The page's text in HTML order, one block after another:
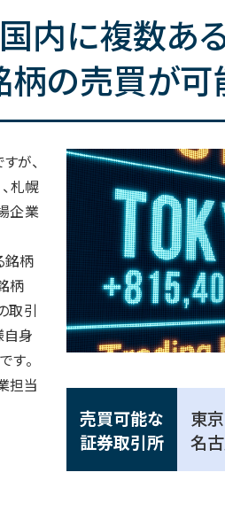
国内に複数あ
の売買が可
が、
札幌
企業
銘柄
柄
取引
自身
す。
担当
売買可能な
証券取引所
東
名